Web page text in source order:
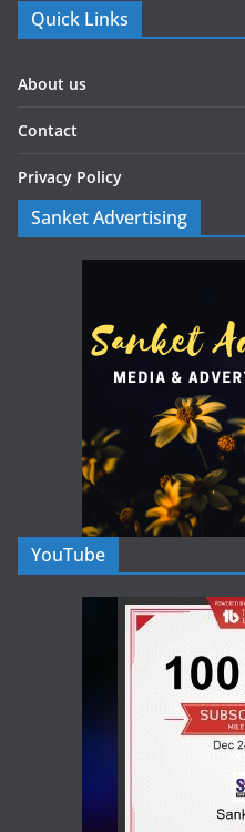
Quick Links
About us
Contact
Privacy Policy
Sanket Advertising
YouTube